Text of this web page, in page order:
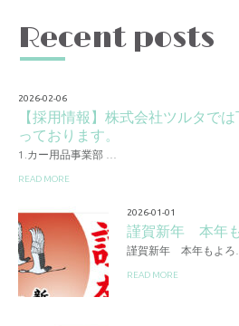
Recent posts
2026-02-06
【採用情報】株式会社ツルタで
っております。
1.カー用品事業部 …
READ MORE
2026-01-01
謹賀新年 本年
謹賀新年 本年もよろ
READ MORE